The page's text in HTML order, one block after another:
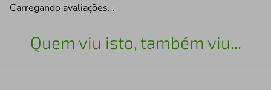
Carregando avaliações…
Quem viu isto, também viu...